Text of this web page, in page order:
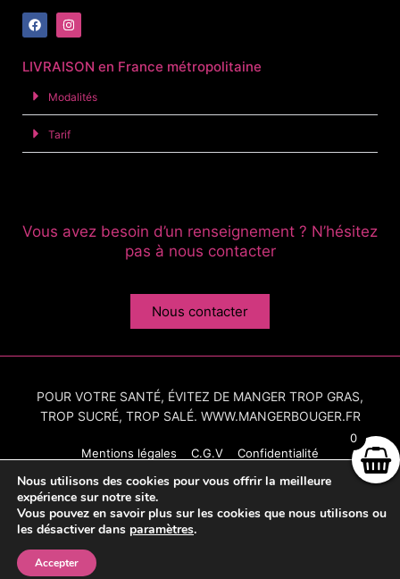
LIVRAISON en France métropolitaine
Modalités
Tarif
Vous avez besoin d’un renseignement ? N’hésitez
pas à nous contacter
Nous contacter
POUR VOTRE SANTÉ, ÉVITEZ DE MANGER TROP GRAS,
TROP SUCRÉ, TROP SALÉ. WWW.MANGERBOUGER.FR
Mentions légales C.G.V Confidentialité
© Copyright 2021 – Tous droits réservés
Réalisé avec le ♡ par
Nous utilisons des cookies pour vous offrir la meilleure
expérience sur notre site.
Vous pouvez en savoir plus sur les cookies que nous utilisons ou
les désactiver dans paramètres.
Accepter
0